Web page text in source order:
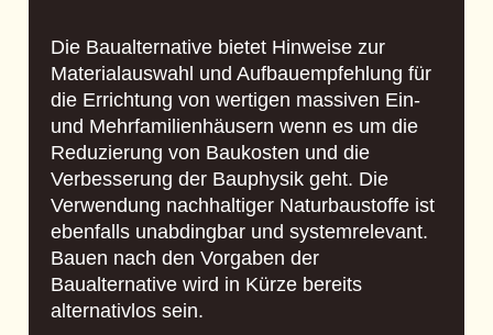
Die Baualternative bietet Hinweise zur
Materialauswahl und Aufbauempfehlung für
die Errichtung von wertigen massiven Ein-
und Mehrfamilienhäusern wenn es um die
Reduzierung von Baukosten und die
Verbesserung der Bauphysik geht. Die
Verwendung nachhaltiger Naturbaustoffe ist
ebenfalls unabdingbar und systemrelevant.
Bauen nach den Vorgaben der
Baualternative wird in Kürze bereits
alternativlos sein.